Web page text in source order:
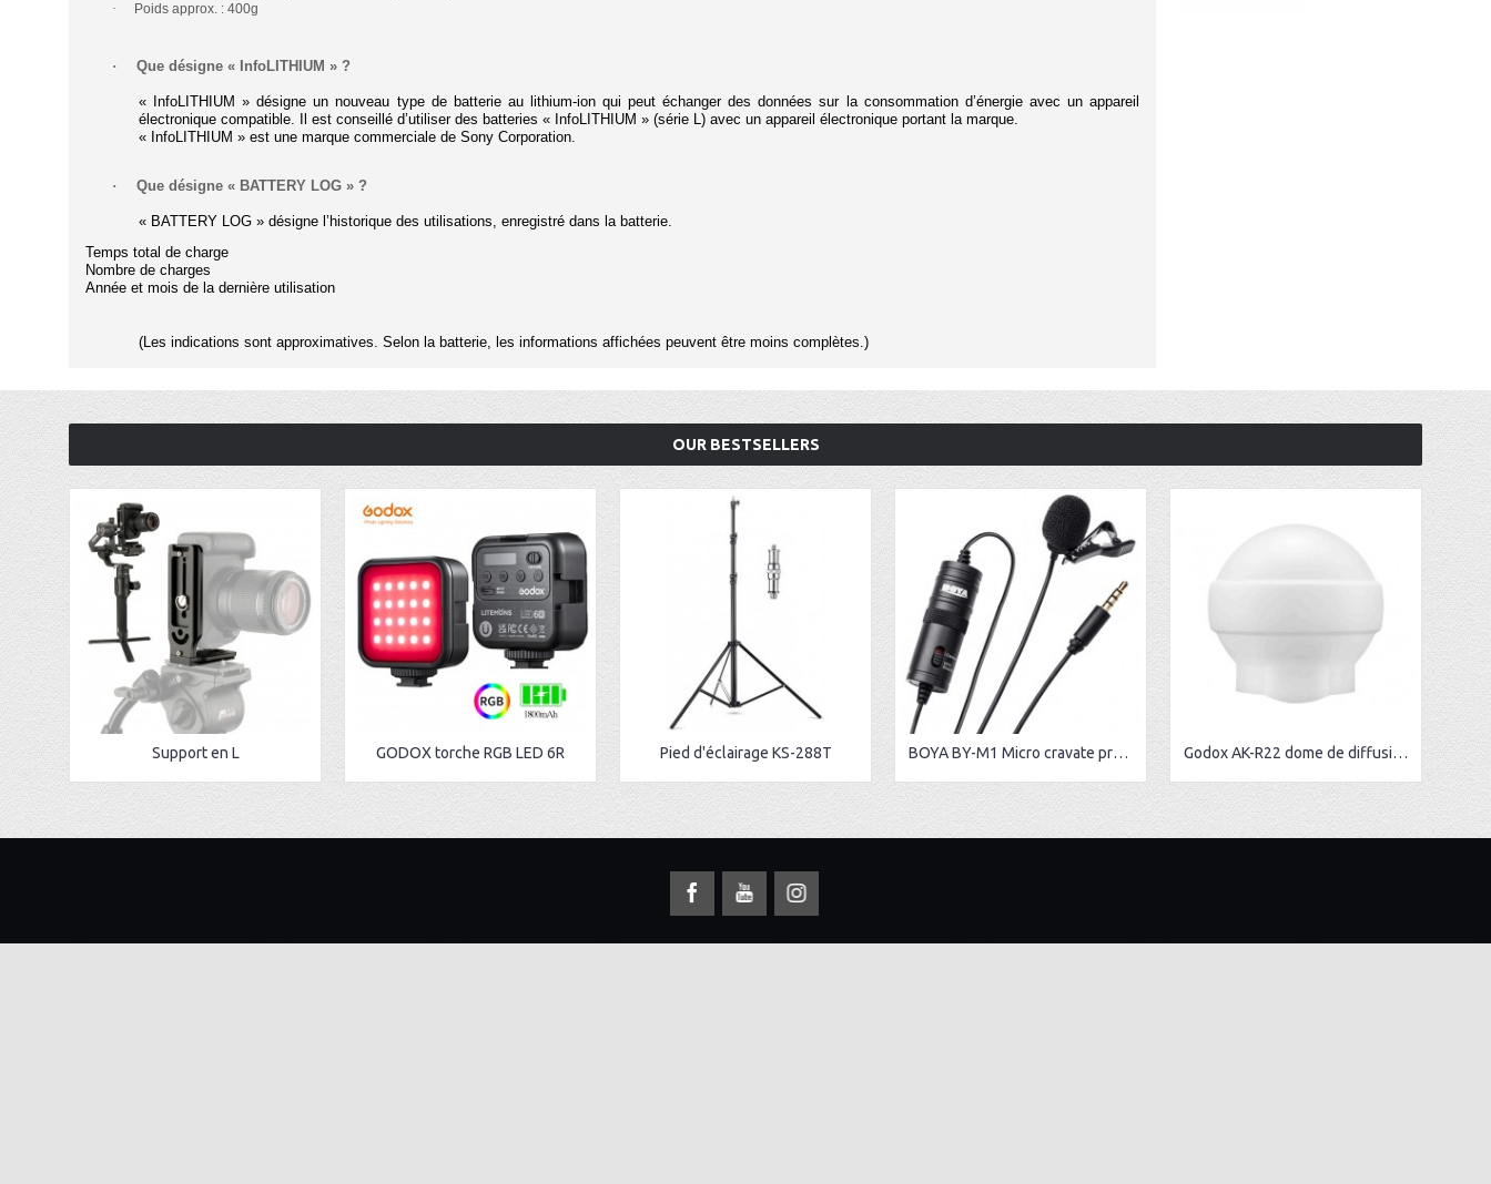
·
Poids approx. : 400g
· Que désigne « InfoLITHIUM » ?
« InfoLITHIUM » désigne un nouveau type de batterie au lithium-ion qui peut échanger des données sur la consommation d’énergie avec un appareil
électronique compatible. Il est conseillé d’utiliser des batteries « InfoLITHIUM » (série L) avec un appareil électronique portant la marque.
« InfoLITHIUM » est une marque commerciale de Sony Corporation.
· Que désigne « BATTERY LOG » ?
« BATTERY LOG » désigne l’historique des utilisations, enregistré dans la batterie.
Temps total de charge
Nombre de charges
Année et mois de la dernière utilisation
(Les indications sont approximatives. Selon la batterie, les informations affichées peuvent être moins complètes.)
OUR BESTSELLERS
Support en L GODOX torche RGB LED 6R Pied d'éclairage KS-288T BOYA BY-M1 Micro cravate professionnel avec connecteur TRRS Godox AK-R22 dome de diffusion pliable